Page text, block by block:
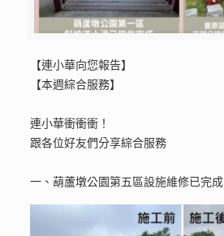
【連小華向您報告】
【本週綜合服務】
連小華衝衝衝！
跟各位好友們分享綜合服務
一、葫蘆墩公園第五區設施維修已完成